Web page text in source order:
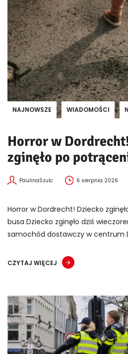
NAJNOWSZE WIADOMOŚCI
Horror w
zginęło po
PaulinaSzulc 6 sierpnia 2026
Horror w Dordrecht! Dziecko
busa Dziecko zginęło dziś
samochód dostawczy w centrum
CZYTAJ WIĘCEJ